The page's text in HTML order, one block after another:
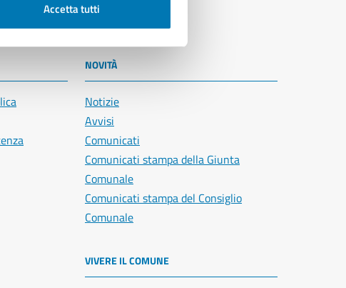
Accetta tutti
NOVITÀ
Notizie
Avvisi
Comunicati
Comunicati stampa della Giunta
Comunale
Comunicati stampa del Consiglio
Comunale
VIVERE IL COMUNE